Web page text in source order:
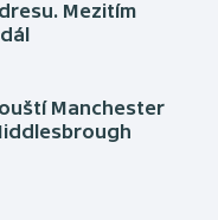
Mezitím
Manchester